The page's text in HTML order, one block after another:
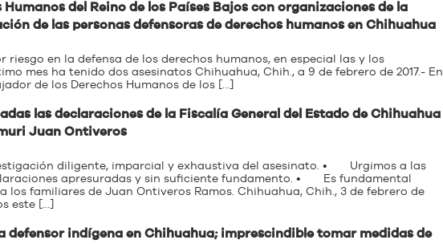
del Reino de los Países Bajos con organizaciones de la
de las personas defensoras de derechos humanos en Chihuahua
en la defensa de los derechos humanos, en especial las y los
mes ha tenido dos asesinatos Chihuahua, Chih., a 9 de febrero de 2017.- En
de los Derechos Humanos de los […]
las declaraciones de la Fiscalía General del Estado de Chihuahua
Juan Ontiveros
diligente, imparcial y exhaustiva del asesinato. • Urgimos a las
apresuradas y sin suficiente fundamento. • Es fundamental
familiares de Juan Ontiveros Ramos. Chihuahua, Chih., 3 de febrero de
este […]
defensor indígena en Chihuahua; imprescindible tomar medidas de